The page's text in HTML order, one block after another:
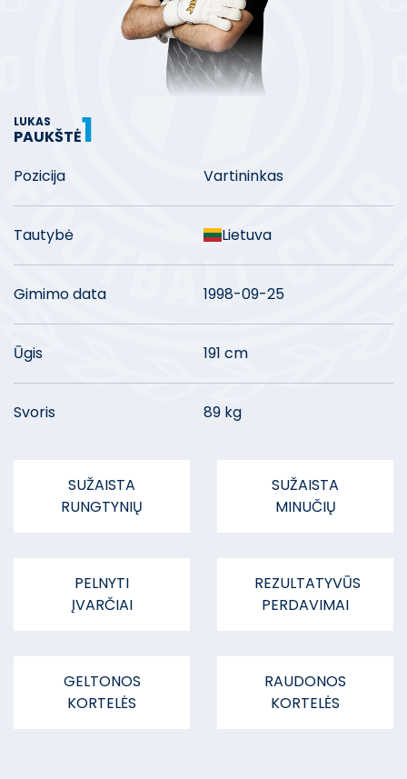
LUKAS
PAUKŠTĖ1
Pozicija Vartininkas
Tautybė Lietuva
Gimimo data 1998-09-25
Ūgis 191 cm
Svoris 89 kg
SUŽAISTA
RUNGTYNIŲ
SUŽAISTA
MINUČIŲ
PELNYTI
ĮVARČIAI
REZULTATYVŪS
PERDAVIMAI
GELTONOS
KORTELĖS
RAUDONOS
KORTELĖS